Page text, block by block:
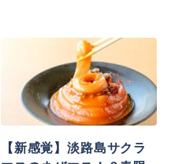
【新感覚】淡路島サクラ